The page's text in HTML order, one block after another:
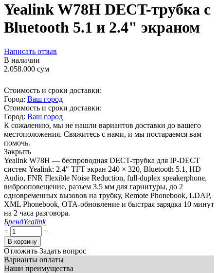
Yealink W78H DECT-трубка с
Bluetooth 5.1 и 2.4" экраном
Написать отзыв
В наличии
2.058.000 сум
Стоимость и сроки доставки:
Город: Ваш город
Стоимость и сроки доставки:
Город: Ваш город
К сожалению, мы не нашли вариантов доставки до вашего
местоположения. Свяжитесь с нами, и мы постараемся вам
помочь.
Закрыть
Yealink W78H — беспроводная DECT-трубка для IP-DECT
систем Yealink: 2.4" TFT экран 240 × 320, Bluetooth 5.1, HD
Audio, FNR Flexible Noise Reduction, full-duplex speakerphone,
виброоповещение, разъем 3.5 мм для гарнитуры, до 2
одновременных вызовов на трубку, Remote Phonebook, LDAP,
XML Phonebook, OTA-обновление и быстрая зарядка 10 минут
на 2 часа разговора.
БрендYealink
+
−
В корзину
Отложить Задать вопрос
Варианты оплаты
Наши преимущества